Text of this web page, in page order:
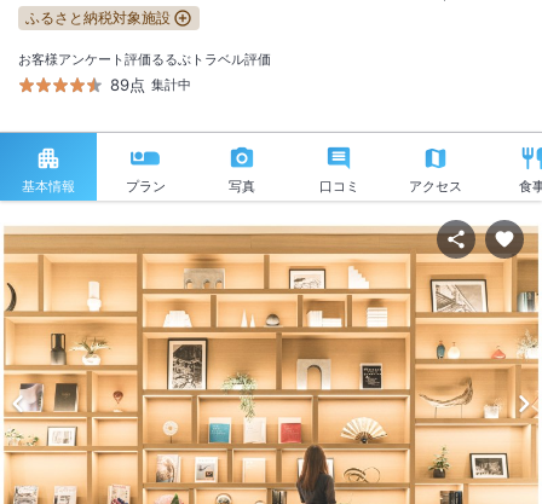
ふるさと納税対象施設
お客様アンケート評価
89点
るるぶトラベル評価
集計中
基本情報 プラン 写真 口コミ アクセス 食